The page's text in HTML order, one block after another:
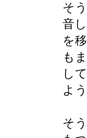
そ
音
を
も
し
よ
そ